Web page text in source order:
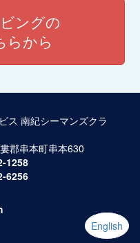
ングの
らから
ス 南紀シーマンズクラ
郡串本町串本630
1258
6256
English